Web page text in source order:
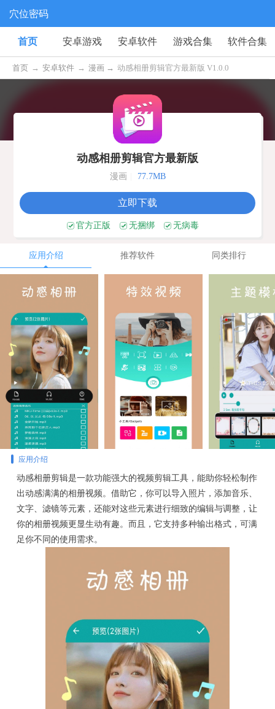
穴位密码
首页 安卓游戏 安卓软件 游戏合集 软件合集
首页 → 安卓软件 → 漫画 → 动感相册剪辑官方最新版 V1.0.0
动感相册剪辑官方最新版
漫画 77.7MB
立即下载
官方正版 无捆绑 无病毒
应用介绍 推荐软件 同类排行
应用介绍
动感相册剪辑是一款功能强大的视频剪辑工具，能助你轻松制作
出动感满满的相册视频。借助它，你可以导入照片，添加音乐、
文字、滤镜等元素，还能对这些元素进行细致的编辑与调整，让
你的相册视频更显生动有趣。而且，它支持多种输出格式，可满
足你不同的使用需求。